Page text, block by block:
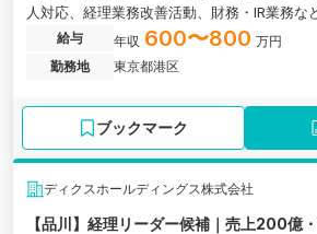
人対応、経理業務改善活動、財務・IR業務な
給与 年収 600〜800 万円
勤務地
東京都港区
ブックマーク
ディクスホールディングス株式会社
【品川】経理リーダー候補｜売上200億